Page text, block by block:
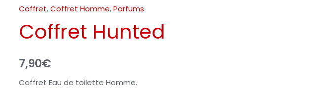
Coffret,Coffret Homme,Parfums
Coffret Hunted
7,90€
Coffret Eau de toilette Homme.
de
Hunted